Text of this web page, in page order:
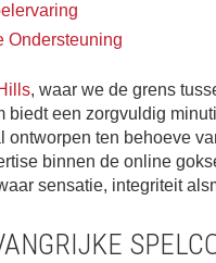
Ondersteuning
, waar we de grens
biedt een zorgvuldig
ontworpen ten behoeve
binnen de online
sensatie, integriteit